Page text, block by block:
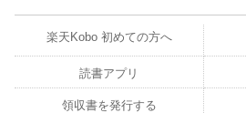
楽天Kobo 初めての方へ
読書アプリ
領収書を発行する